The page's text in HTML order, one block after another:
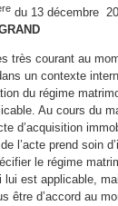
du 13 décembre
très courant au
un contexte
du régime
Au cours du
d’acquisition
l’acte prend soin
le régime
est applicable,
être d’accord au